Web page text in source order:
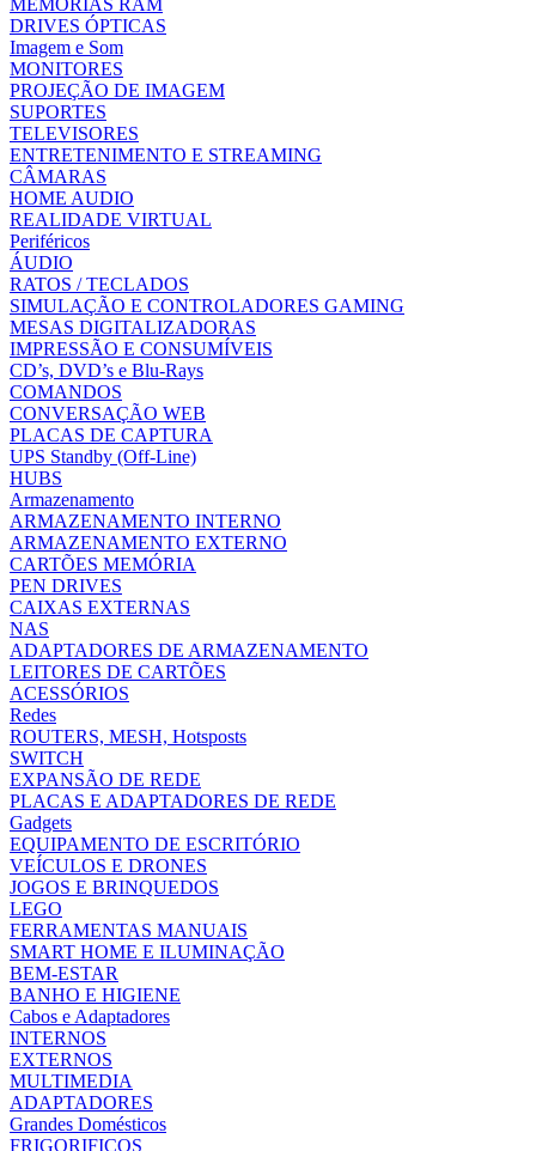
MEMÓRIAS RAM
DRIVES ÓPTICAS
Imagem e Som
MONITORES
PROJEÇÃO DE IMAGEM
SUPORTES
TELEVISORES
ENTRETENIMENTO E STREAMING
CÂMARAS
HOME AUDIO
REALIDADE VIRTUAL
Periféricos
ÁUDIO
RATOS / TECLADOS
SIMULAÇÃO E CONTROLADORES GAMING
MESAS DIGITALIZADORAS
IMPRESSÃO E CONSUMÍVEIS
CD’s, DVD’s e Blu-Rays
COMANDOS
CONVERSAÇÃO WEB
PLACAS DE CAPTURA
UPS Standby (Off-Line)
HUBS
Armazenamento
ARMAZENAMENTO INTERNO
ARMAZENAMENTO EXTERNO
CARTÕES MEMÓRIA
PEN DRIVES
CAIXAS EXTERNAS
NAS
ADAPTADORES DE ARMAZENAMENTO
LEITORES DE CARTÕES
ACESSÓRIOS
Redes
ROUTERS, MESH, Hotsposts
SWITCH
EXPANSÃO DE REDE
PLACAS E ADAPTADORES DE REDE
Gadgets
EQUIPAMENTO DE ESCRITÓRIO
VEÍCULOS E DRONES
JOGOS E BRINQUEDOS
LEGO
FERRAMENTAS MANUAIS
SMART HOME E ILUMINAÇÃO
BEM-ESTAR
BANHO E HIGIENE
Cabos e Adaptadores
INTERNOS
EXTERNOS
MULTIMEDIA
ADAPTADORES
Grandes Domésticos
FRIGORIFICOS